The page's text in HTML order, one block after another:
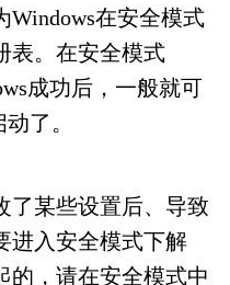
Windows在安全模式
表。在安全模式
成功后，一般就可
了。
了某些设置后、导致
进入安全模式下解
的，请在安全模式中